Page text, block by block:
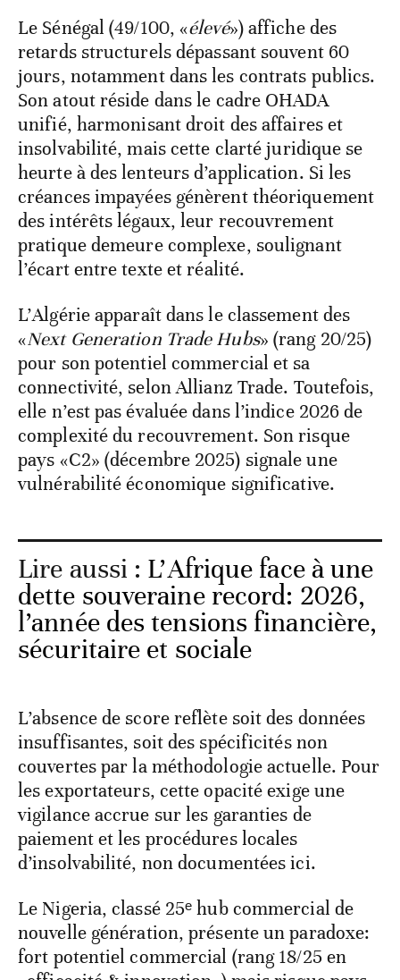
«complexes, lentes et peu fructueuses».
Le Sénégal (49/100, «élevé») affiche des
retards structurels dépassant souvent 60
jours, notamment dans les contrats publics.
Son atout réside dans le cadre OHADA
unifié, harmonisant droit des affaires et
insolvabilité, mais cette clarté juridique se
heurte à des lenteurs d’application. Si les
créances impayées génèrent théoriquement
des intérêts légaux, leur recouvrement
l’écart entre texte et réalité.
L’Algérie apparaît dans le classement des
«Next Generation Trade Hubs» (rang 20/25)
pour son potentiel commercial et sa
connectivité, selon Allianz Trade. Toutefois,
elle n’est pas évaluée dans l’indice 2026 de
complexité du recouvrement. Son risque
vulnérabilité économique significative.
Lire aussi : L’Afrique face à une
dette souveraine record: 2026,
sécuritaire et sociale
L’absence de score reflète soit des données
insuffisantes, soit des spécificités non
couvertes par la méthodologie actuelle. Pour
les exportateurs, cette opacité exige une
vigilance accrue sur les garanties de
d’insolvabilité, non documentées ici.
Le Nigeria, classé 25ᵉ hub commercial de